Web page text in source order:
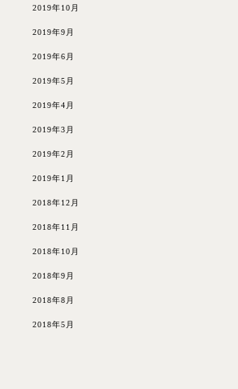
2019年10月
2019年9月
2019年6月
2019年5月
2019年4月
2019年3月
2019年2月
2019年1月
2018年12月
2018年11月
2018年10月
2018年9月
2018年8月
2018年5月